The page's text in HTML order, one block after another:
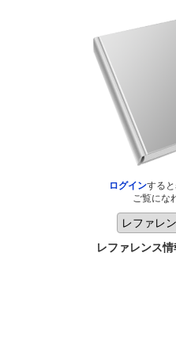
ログインする
ご覧にな
レファレンス